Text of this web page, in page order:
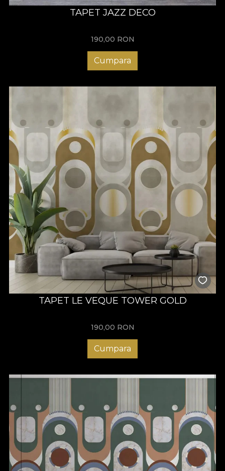
TAPET JAZZ DECO
190,00 RON
Cumpara
TAPET LE VEQUE TOWER GOLD
190,00 RON
Cumpara